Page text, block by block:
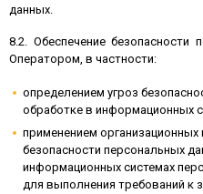
данных.
8.2. Обеспечение безопасности
Оператором, в частности:
определением угроз
обработке в информационных
применением организационных
безопасности персональных
информационных системах
для выполнения требований к